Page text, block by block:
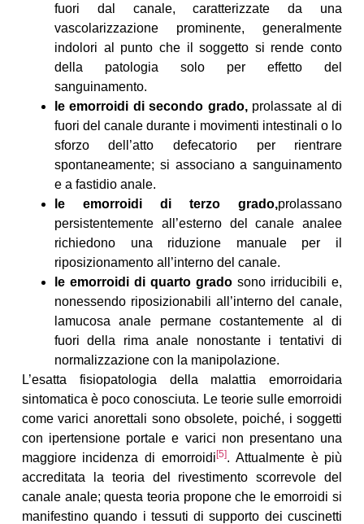
fuori dal canale, caratterizzate da una
vascolarizzazione prominente, generalmente
indolori al punto che il soggetto si rende conto
della patologia solo per effetto del
sanguinamento.
le emorroidi di secondo grado,prolassate al di
fuori del canale durante i movimenti intestinali o lo
sforzo dell’atto defecatorio per rientrare
spontaneamente; si associano a sanguinamento
e a fastidio anale.
le emorroidi di terzo grado,prolassano
persistentemente all’esterno del canale analee
richiedono una riduzione manuale per il
riposizionamento all’interno del canale.
le emorroidi di quarto grado sono irriducibili e,
nonessendo riposizionabili all’interno del canale,
lamucosa anale permane costantemente al di
fuori della rima anale nonostante i tentativi di
normalizzazione con la manipolazione.
L’esatta fisiopatologia della malattia emorroidaria
sintomatica è poco conosciuta. Le teorie sulle emorroidi
come varici anorettali sono obsolete, poiché, i soggetti
con ipertensione portale e varici non presentano una
maggiore incidenza di emorroidi[5]. Attualmente è più
accreditata la teoria del rivestimento scorrevole del
canale anale; questa teoria propone che le emorroidi si
manifestino quando i tessuti di supporto dei cuscinetti